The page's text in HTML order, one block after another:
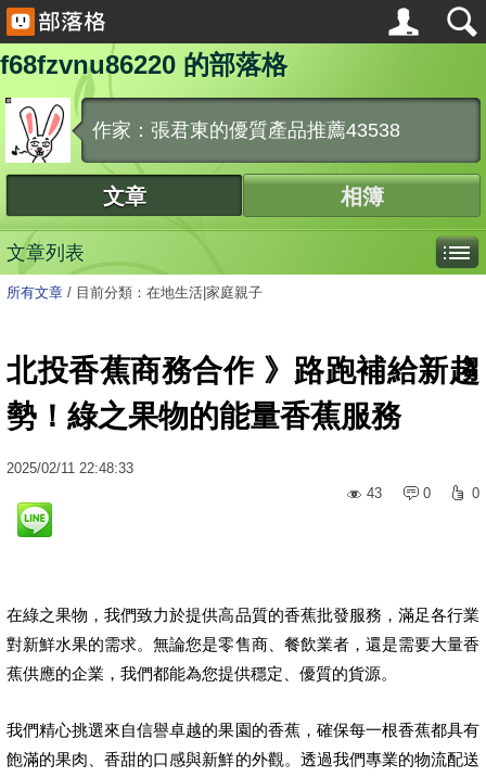
f68fzvnu86220 的部落格
作家：張君東的優質產品推薦43538
文章 相簿
文章列表
所有文章 / 目前分類：在地生活|家庭親子
北投香蕉商務合作 》路跑補給新趨
勢！綠之果物的能量香蕉服務
2025/02/11 22:48:33
43
0 0
在綠之果物，我們致力於提供高品質的香蕉批發服務，滿足各行業
對新鮮水果的需求。無論您是零售商、餐飲業者，還是需要大量香
蕉供應的企業，我們都能為您提供穩定、優質的貨源。
我們精心挑選來自信譽卓越的果園的香蕉，確保每一根香蕉都具有
飽滿的果肉、香甜的口感與新鮮的外觀。透過我們專業的物流配送